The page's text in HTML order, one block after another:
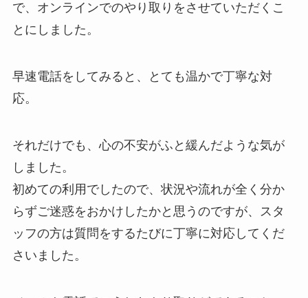
で、オンラインでのやり取りをさせていただくこ
とにしました。
早速電話をしてみると、とても温かで丁寧な対
応。
それだけでも、心の不安がふと緩んだような気が
しました。
初めての利用でしたので、状況や流れが全く分か
らずご迷惑をおかけしたかと思うのですが、スタ
ッフの方は質問をするたびに丁寧に対応してくだ
さいました。